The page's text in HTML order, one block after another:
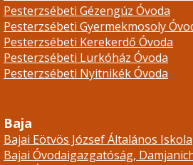
Pesterzsébeti Gézengúz Óvoda
Pesterzsébeti Gyermekmosoly
Pesterzsébeti Kerekerdő Óvoda
Pesterzsébeti Lurkóház Óvoda
Pesterzsébeti Nyitnikék Óvoda
Baja
Bajai Eötvös József Általános Iskola
Bajai Óvodaigazgatóság,